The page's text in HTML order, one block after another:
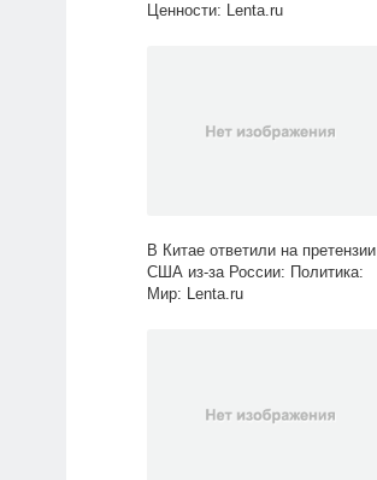
Ценности: Lenta.ru
В Китае ответили на претензии
США из-за России: Политика:
Мир: Lenta.ru